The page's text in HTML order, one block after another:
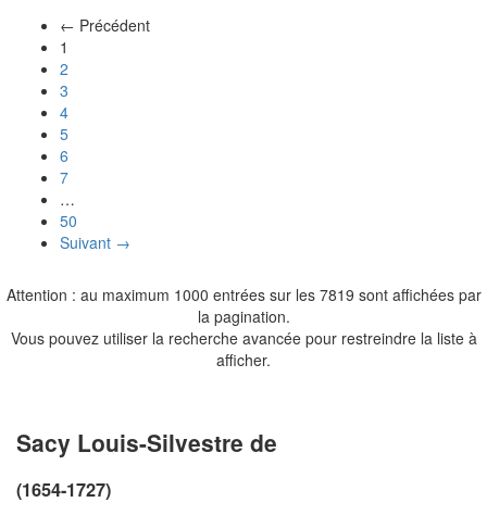
← Précédent
1
2
3
4
5
6
7
…
50
Suivant →
Attention : au maximum 1000 entrées sur les 7819 sont affichées par
la pagination.
Vous pouvez utiliser la recherche avancée pour restreindre la liste à
afficher.
Sacy Louis-Silvestre de
(1654-1727)